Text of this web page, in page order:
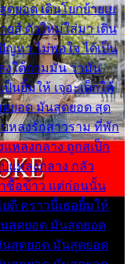
ยอด เดินโยกย้ายเย
ยส์ ตัวใหม่ใส่มา เดิน
ญหา ไม่พอใจ ได้เป็น
งใต้ถามมัน ว่ามัน
นยิ้มให้ เจอะเด็กใต้
ดยอด มันสุดยอด สุด
หลงรักสาวราม ที่พัก
แหลงกลาง ถูกสเป็ก
แหลงกลาง กลัว
าซื้อข้าว แต่ก่อนนั้น
ยดี คราวนี้เธอยิ้มให้
สุดยอด มันสุดยอด
สุดยอด มันสุดยอด